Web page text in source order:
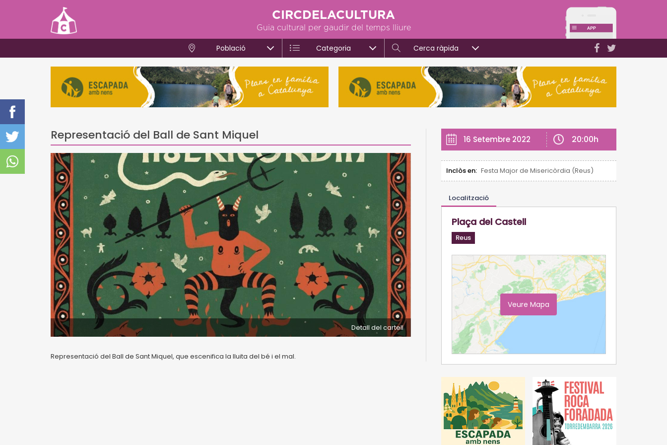
CIRCDELACULTURA
Guia cultural per gaudir del temps lliure
Població Categoria Cerca ràpida
Representació del Ball de Sant Miquel
Detall del cartell
Representació del Ball de Sant Miquel, que escenifica la lluita del bé i el mal.
16 Setembre 2022 20:00h
Inclòs en: Festa Major de Misericòrdia (Reus)
Localització
Plaça del Castell
Reus
Veure Mapa